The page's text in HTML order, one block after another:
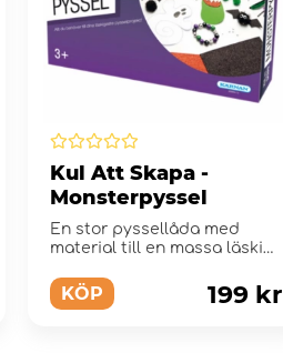
Kul Att Skapa -
Monsterpyssel
En stor pyssellåda med
material till en massa läskigt
KÖP 199 kr